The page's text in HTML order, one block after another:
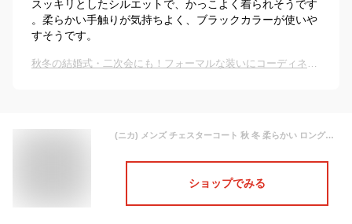
スッキリとしたシルエットで、かっこよく着られそうです
。柔らかい手触りが気持ちよく、ブラックカラーが使いや
すそうです。
秋冬の結婚式・二次会にも！フォーマルな装いにコーディネートしやすいチェスターコートのおすすめは？
(ニカ) メンズ チェスターコート 秋 冬 柔らかい ロングアウター ファッション シンプル ハンサム ロングコート ゆったり 大きいサイズ 韓国風 オーバーコート お洒落モスグリーンT3
ショップでみる